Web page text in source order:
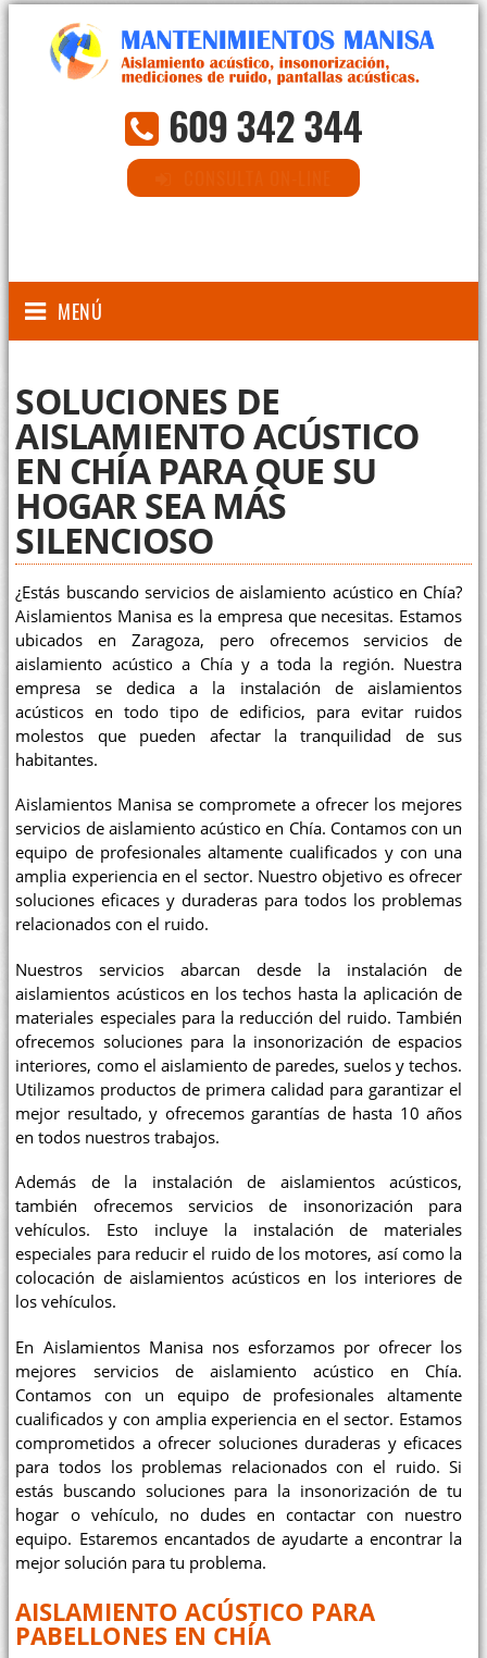
609 342 344
MENÚ
SOLUCIONES DE
AISLAMIENTO ACÚSTICO
EN CHÍA PARA QUE SU
HOGAR SEA MÁS
SILENCIOSO
¿Estás buscando servicios de aislamiento acústico en Chía?
Aislamientos Manisa es la empresa que necesitas. Estamos
ubicados en Zaragoza, pero ofrecemos servicios de
aislamiento acústico a Chía y a toda la región. Nuestra
empresa se dedica a la instalación de aislamientos
acústicos en todo tipo de edificios, para evitar ruidos
molestos que pueden afectar la tranquilidad de sus
habitantes.
Aislamientos Manisa se compromete a ofrecer los mejores
servicios de aislamiento acústico en Chía. Contamos con un
equipo de profesionales altamente cualificados y con una
amplia experiencia en el sector. Nuestro objetivo es ofrecer
soluciones eficaces y duraderas para todos los problemas
relacionados con el ruido.
Nuestros servicios abarcan desde la instalación de
aislamientos acústicos en los techos hasta la aplicación de
materiales especiales para la reducción del ruido. También
ofrecemos soluciones para la insonorización de espacios
interiores, como el aislamiento de paredes, suelos y techos.
Utilizamos productos de primera calidad para garantizar el
mejor resultado, y ofrecemos garantías de hasta 10 años
en todos nuestros trabajos.
Además de la instalación de aislamientos acústicos,
también ofrecemos servicios de insonorización para
vehículos. Esto incluye la instalación de materiales
especiales para reducir el ruido de los motores, así como la
colocación de aislamientos acústicos en los interiores de
los vehículos.
En Aislamientos Manisa nos esforzamos por ofrecer los
mejores servicios de aislamiento acústico en Chía.
Contamos con un equipo de profesionales altamente
cualificados y con amplia experiencia en el sector. Estamos
comprometidos a ofrecer soluciones duraderas y eficaces
para todos los problemas relacionados con el ruido. Si
estás buscando soluciones para la insonorización de tu
hogar o vehículo, no dudes en contactar con nuestro
equipo. Estaremos encantados de ayudarte a encontrar la
mejor solución para tu problema.
AISLAMIENTO ACÚSTICO PARA
PABELLONES EN CHÍA